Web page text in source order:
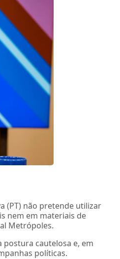
(PT) não pretende utilizar
nem em materiais de
Metrópoles.
cautelosa e, em
políticas.